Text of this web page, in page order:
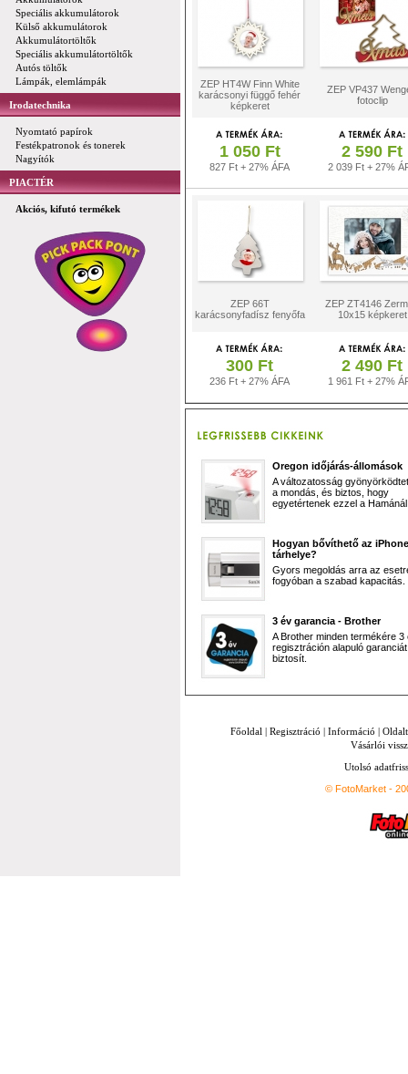
Speciális akkumulátorok
Külső akkumulátorok
Akkumulátortöltők
Speciális akkumulátortöltők
Autós töltők
Lámpák, elemlámpák
Irodatechnika
Nyomtató papírok
Festékpatronok és tonerek
Nagyítók
PIACTÉR
Akciós, kifutó termékek
ZEP HT4W Finn White
karácsonyi függő fehér
képkeret
ZEP VP437
fotoclip
1 050 Ft
827 Ft + 27% ÁFA
2 590 Ft
2 039 Ft + 27%
ZEP 66T
karácsonyfadísz fenyőfa
ZEP ZT4146
10x15 képkeret
300 Ft
236 Ft + 27% ÁFA
2 490 Ft
1 961 Ft + 27%
Oregon időjárás-állomások
A változatosság
a mondás, és biztos, hogy
egyetértenek ezzel a
Hogyan bővíthető az iPhone
tárhelye?
Gyors megoldás arra az
fogyóban a szabad kapacitás.
3 év garancia - Brother
A Brother minden termékére 3
regisztráción alapuló garanciát
biztosít.
Főoldal | Regisztráció | Információ |
Vásárlói
Utolsó
© FotoMarket -